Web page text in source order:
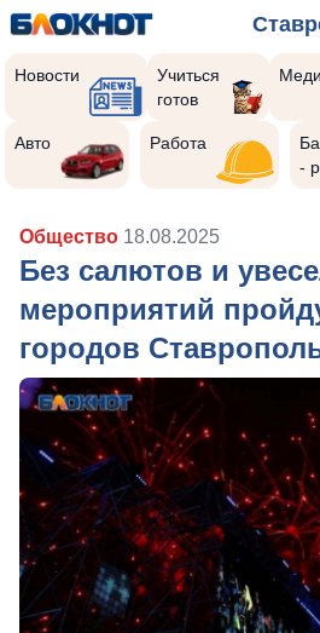
Новости
Учиться
готов
Авто Работа
-
Общество 18.08.2025
Без салютов и
мероприятий
городов